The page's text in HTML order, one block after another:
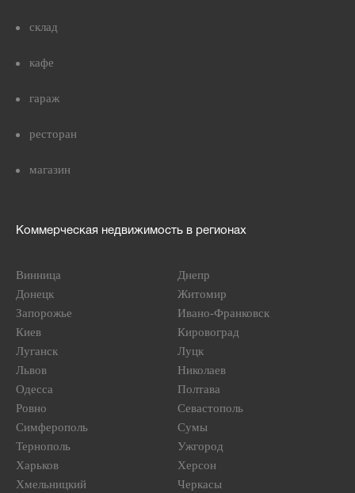
склад
кафе
гараж
ресторан
магазин
Коммерческая недвижимость в регионах
Винница
Днепр
Донецк
Житомир
Запорожье
Ивано-Франковск
Киев
Кировоград
Луганск
Луцк
Львов
Николаев
Одесса
Полтава
Ровно
Севастополь
Симферополь
Сумы
Тернополь
Ужгород
Харьков
Херсон
Хмельницкий
Черкасы